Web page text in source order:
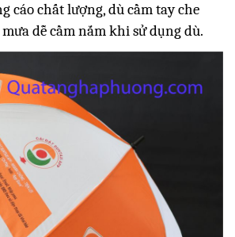
cáo chất lượng, dù cầm tay che
dễ cầm nắm khi sử dụng dù.